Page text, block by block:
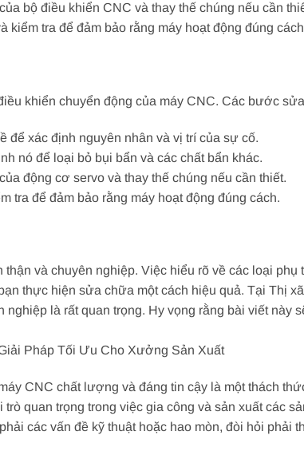
bộ điều khiển CNC và thay thế chúng nếu cần
kiểm tra để đảm bảo rằng máy hoạt động đúng
khiển chuyển động của máy CNC. Các bước
để xác định nguyên nhân và vị trí của sự cố.
nó để loại bỏ bụi bẩn và các chất bẩn khác.
động cơ servo và thay thế chúng nếu cần thiết.
tra để đảm bảo rằng máy hoạt động đúng cách.
và chuyên nghiệp. Việc hiểu rõ về các loại phụ
thực hiện sửa chữa một cách hiệu quả. Tại Thị
là rất quan trọng. Hy vọng rằng bài viết này
Pháp Tối Ưu Cho Xưởng Sản Xuất
CNC chất lượng và đáng tin cậy là một thách
quan trọng trong việc gia công và sản xuất các
các vấn đề kỹ thuật hoặc hao mòn, đòi hỏi phải